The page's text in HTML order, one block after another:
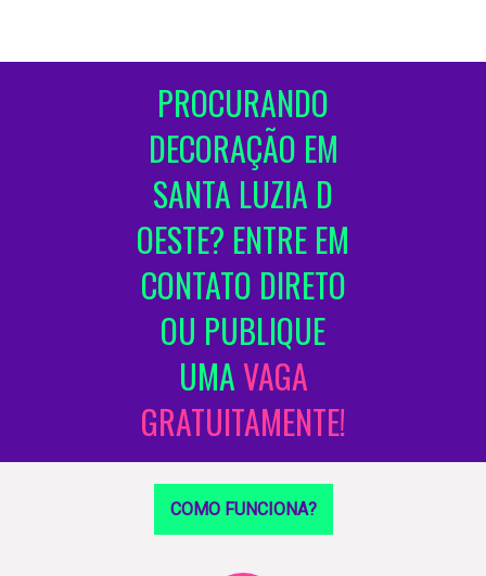
PROCURANDO
DECORAÇÃO EM
SANTA LUZIA D
OESTE? ENTRE EM
CONTATO DIRETO
OU PUBLIQUE
UMAVAGA
GRATUITAMENTE!
COMO FUNCIONA?